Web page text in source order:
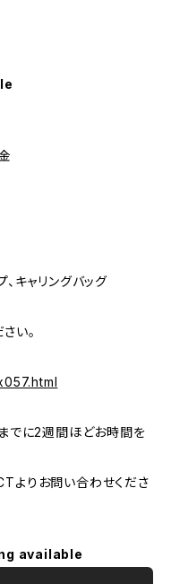
キャリングバッグ
い。
でに2週間ほどお時間を
よりお問い合わせくださ
available